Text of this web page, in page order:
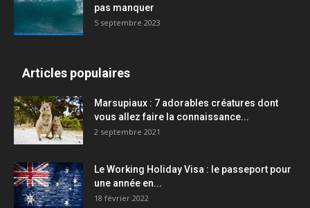
pas manquer
5 septembre 2023
Articles populaires
Marsupiaux : 7 adorables créatures dont
vous allez faire la connaissance...
2 septembre 2021
Le Working Holiday Visa : le passeport pour
une année en...
18 février 2022